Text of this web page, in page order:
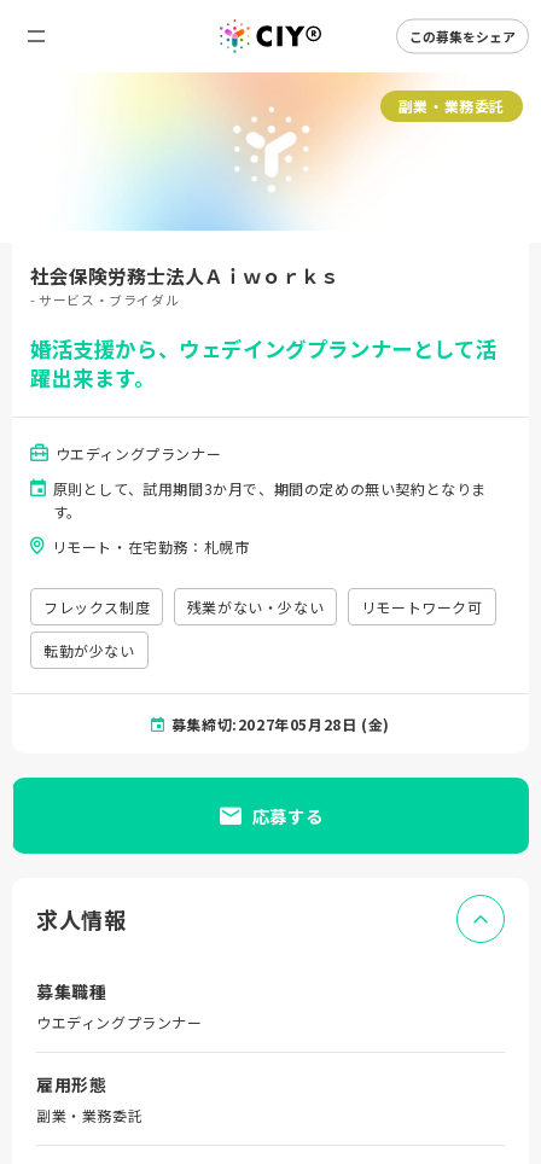
この募集をシェア
副業・業務委託
社会保険労務士法人Ａｉｗｏｒｋｓ
- サービス・ブライダル
婚活支援から、ウェデイングプランナーとして活
躍出来ます。
ウエディングプランナー
原則として、試用期間3か月で、期間の定めの無い契約となりま
す。
リモート・在宅勤務：札幌市
フレックス制度 残業がない・少ない リモートワーク可
転勤が少ない
募集締切:2027年05月28日 (金)
応募する
求人情報
募集職種
ウエディングプランナー
雇用形態
副業・業務委託